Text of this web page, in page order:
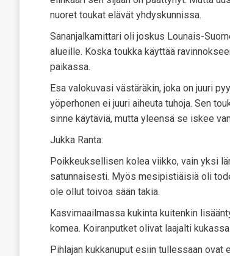
nuoret toukat elävät yhdyskunnissa.
Sananjalkamittari oli joskus Lounais-
alueille. Koska toukka käyttää
paikassa.
Esa valokuvasi västäräkin, joka on juuri
yöperhonen ei juuri aiheuta tuhoja. Sen
sinne käytäviä, mutta yleensä se iskee
Jukka Ranta:
Poikkeuksellisen kolea viikko, vain yksi
satunnaisesti. Myös mesipistiäisiä oli
ole ollut toivoa sään takia.
Kasvimaailmassa kukinta kuitenkin
komea. Koiranputket olivat laajalti kukassa.
Pihlajan kukkanuput esiin tullessaan ovat